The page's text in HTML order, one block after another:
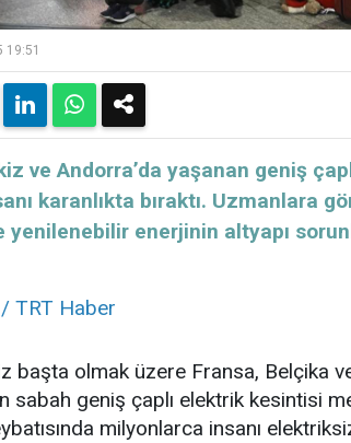
ve Andorra’da yaşanan geniş
karanlıkta bıraktı. Uzmanlara
yenilenebilir enerjinin altyapı
TRT Haber
başta olmak üzere Fransa, Belçika
sabah geniş çaplı elektrik kesintisi
milyonlarca insanı